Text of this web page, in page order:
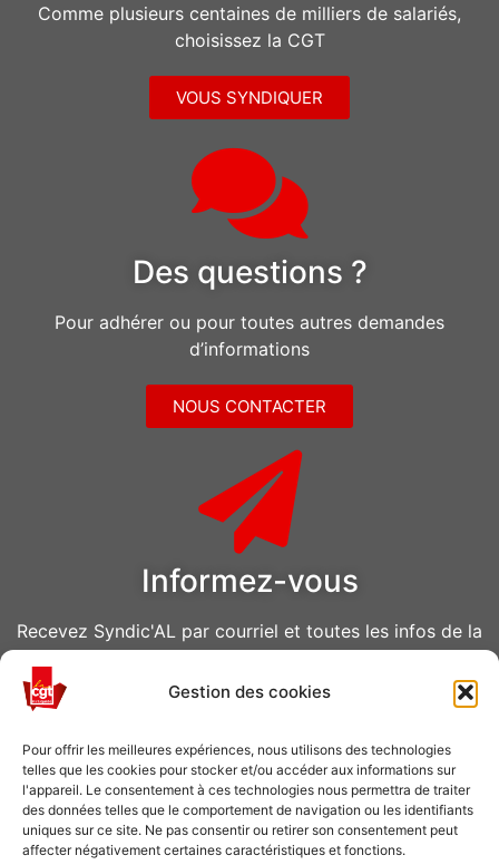
Gestion des cookies
Pour offrir les meilleures expériences, nous utilisons des technologies
telles que les cookies pour stocker et/ou accéder aux informations sur
l'appareil. Le consentement à ces technologies nous permettra de traiter
des données telles que le comportement de navigation ou les identifiants
uniques sur ce site. Ne pas consentir ou retirer son consentement peut
affecter négativement certaines caractéristiques et fonctions.
Comme plusieurs centaines de milliers de salariés,
choisissez la CGT
VOUS SYNDIQUER
Des questions ?
Pour adhérer ou pour toutes autres demandes
d’informations
NOUS CONTACTER
Informez-vous
Recevez Syndic'AL par courriel et toutes les infos de la
CGT Air Liquide